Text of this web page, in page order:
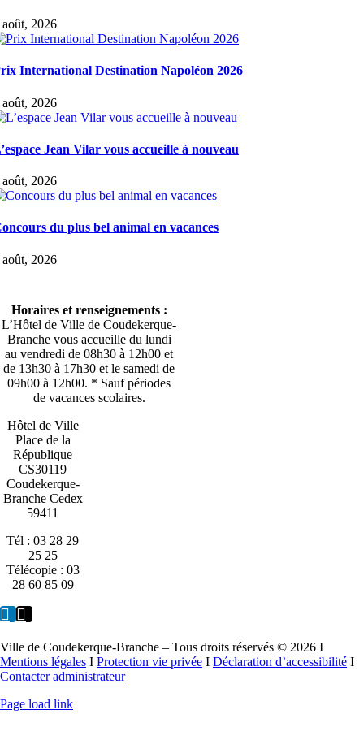
août, 2026
International Destination Napoléon 2026
août, 2026
Jean Vilar vous accueille à nouveau
août, 2026
du plus bel animal en vacances
août, 2026
Horaires et renseignements :
L’Hôtel de Ville de Coudekerque-
Branche vous accueille du lundi
au vendredi de 08h30 à 12h00 et
de 13h30 à 17h30 et le samedi de
09h00 à 12h00. * Sauf périodes
de vacances scolaires.
Hôtel de Ville
Place de la
République
CS30119
Coudekerque-
Branche Cedex
59411
Tél : 03 28 29
25 25
Télécopie : 03
28 60 85 09
Ville de Coudekerque-Branche – Tous droits réservés © 2026 I
Mentions légales I Protection vie privée I Déclaration d’accessibilité I
Contacter administrateur
Page load link